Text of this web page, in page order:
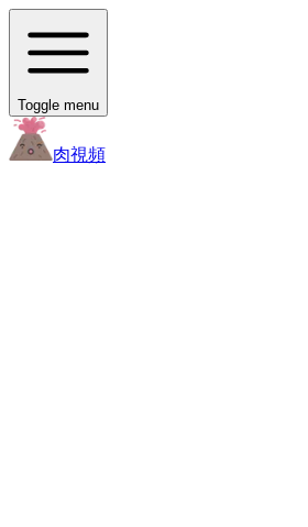
Toggle menu
肉視頻